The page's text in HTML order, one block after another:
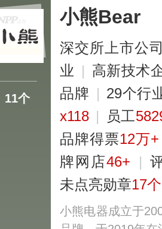
11个
小熊Bear
深交所上市公
业 | 高新技术
品牌 | 29个行
x118 | 员工
品牌得票12万+
牌网店46+ |
未点亮勋章17个
小熊电器成立于